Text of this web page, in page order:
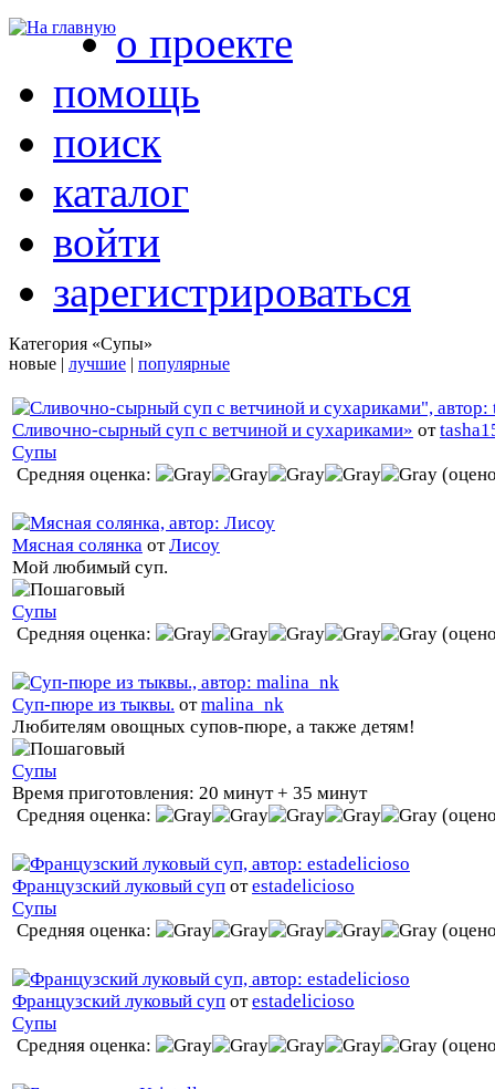
о проекте
помощь
поиск
каталог
войти
зарегистрироваться
Категория «Супы»
новые | лучшие | популярные
Сливочно-сырный суп с ветчиной и сухариками» от
Супы
Средняя оценка:
Мясная солянка отЛисоу
Мой любимый суп.
Супы
Средняя оценка:
Суп-пюре из тыквы. отmalina_nk
Любителям овощных супов-пюре, а также детям!
Супы
Время приготовления: 20 минут + 35 минут
Средняя оценка:
Французский луковый суп отestadelicioso
Супы
Средняя оценка:
Французский луковый суп отestadelicioso
Супы
Средняя оценка: